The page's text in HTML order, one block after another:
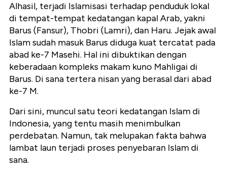
Alhasil, terjadi Islamisasi terhadap penduduk lokal
di tempat-tempat kedatangan kapal Arab, yakni
Barus (Fansur), Thobri (Lamri), dan Haru. Jejak awal
Islam sudah masuk Barus diduga kuat tercatat pada
abad ke-7 Masehi. Hal ini dibuktikan dengan
keberadaan kompleks makam kuno Mahligai di
Barus. Di sana tertera nisan yang berasal dari abad
ke-7 M.
Dari sini, muncul satu teori kedatangan Islam di
Indonesia, yang tentu masih menimbulkan
perdebatan. Namun, tak melupakan fakta bahwa
lambat laun terjadi proses penyebaran Islam di
sana.